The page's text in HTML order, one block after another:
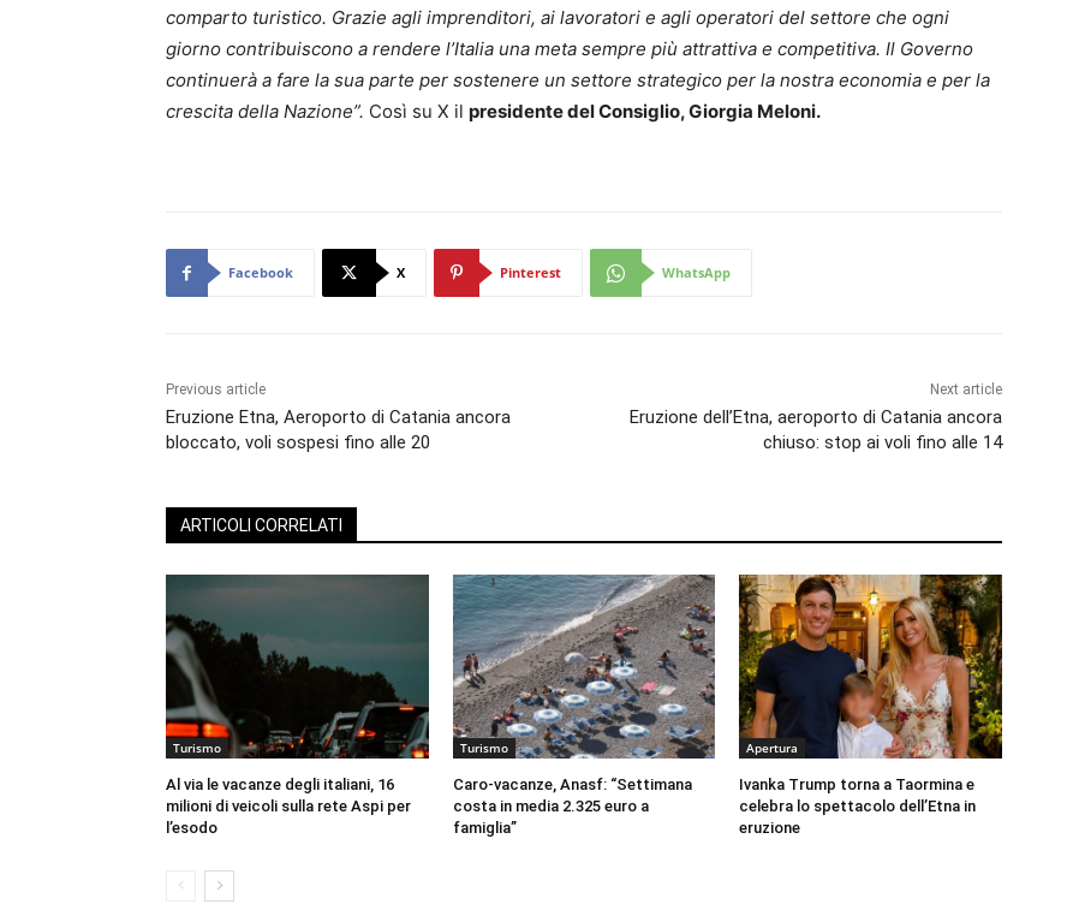
comparto turistico. Grazie agli imprenditori, ai lavoratori e agli operatori del settore che ogni
giorno contribuiscono a rendere l’Italia una meta sempre più attrattiva e competitiva. Il Governo
continuerà a fare la sua parte per sostenere un settore strategico per la nostra economia e per la
crescita della Nazione”. Così su X il presidente del Consiglio, Giorgia Meloni.
Facebook X Pinterest WhatsApp
Previous article
Eruzione Etna, Aeroporto di Catania ancora
bloccato, voli sospesi fino alle 20
Next article
Eruzione dell’Etna, aeroporto di Catania ancora
chiuso: stop ai voli fino alle 14
ARTICOLI CORRELATI
Turismo
Al via le vacanze degli italiani, 16
milioni di veicoli sulla rete Aspi per
l’esodo
Turismo
Caro-vacanze, Anasf: “Settimana
costa in media 2.325 euro a
famiglia”
Apertura
Ivanka Trump torna a Taormina e
celebra lo spettacolo dell’Etna in
eruzione